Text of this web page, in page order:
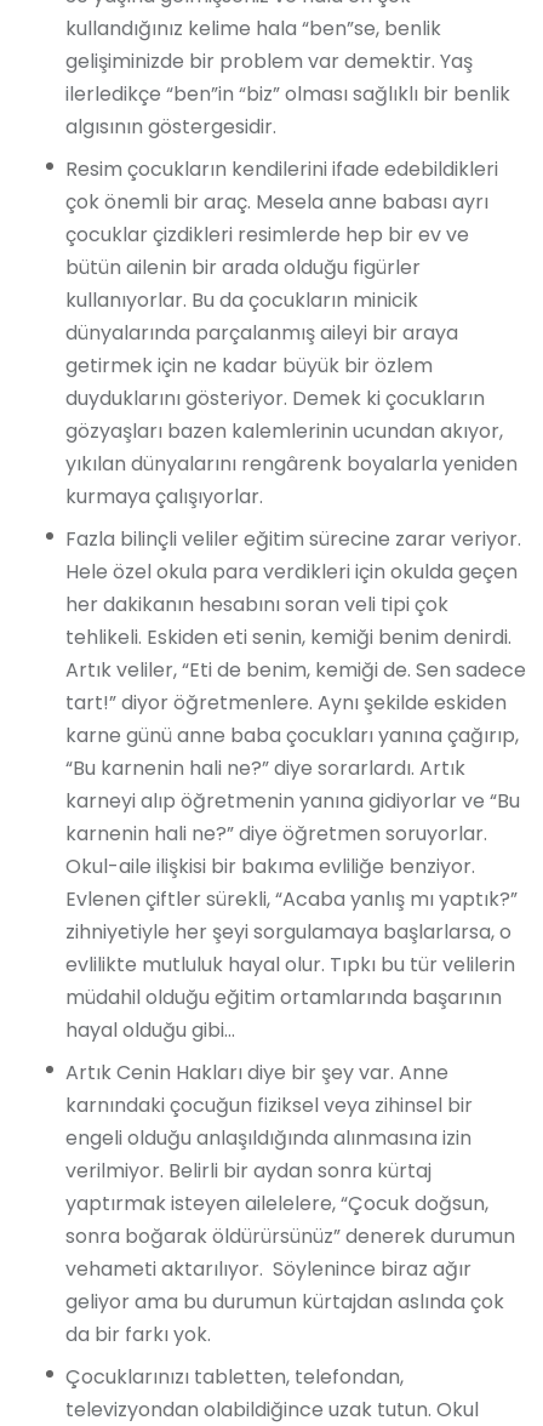
kullandığınız kelime hala “ben”se, benlik
gelişiminizde bir problem var demektir. Yaş
ilerledikçe “ben”in “biz” olması sağlıklı bir benlik
algısının göstergesidir.
Resim çocukların kendilerini ifade edebildikleri
çok önemli bir araç. Mesela anne babası ayrı
çocuklar çizdikleri resimlerde hep bir ev ve
bütün ailenin bir arada olduğu figürler
kullanıyorlar. Bu da çocukların minicik
dünyalarında parçalanmış aileyi bir araya
getirmek için ne kadar büyük bir özlem
duyduklarını gösteriyor. Demek ki çocukların
gözyaşları bazen kalemlerinin ucundan akıyor,
yıkılan dünyalarını rengârenk boyalarla yeniden
kurmaya çalışıyorlar.
Fazla bilinçli veliler eğitim sürecine zarar veriyor.
Hele özel okula para verdikleri için okulda geçen
her dakikanın hesabını soran veli tipi çok
tehlikeli. Eskiden eti senin, kemiği benim denirdi.
Artık veliler, “Eti de benim, kemiği de. Sen sadece
tart!” diyor öğretmenlere. Aynı şekilde eskiden
karne günü anne baba çocukları yanına çağırıp,
“Bu karnenin hali ne?” diye sorarlardı. Artık
karneyi alıp öğretmenin yanına gidiyorlar ve “Bu
karnenin hali ne?” diye öğretmen soruyorlar.
Okul-aile ilişkisi bir bakıma evliliğe benziyor.
Evlenen çiftler sürekli, “Acaba yanlış mı yaptık?”
zihniyetiyle her şeyi sorgulamaya başlarlarsa, o
evlilikte mutluluk hayal olur. Tıpkı bu tür velilerin
müdahil olduğu eğitim ortamlarında başarının
hayal olduğu gibi…
Artık Cenin Hakları diye bir şey var. Anne
karnındaki çocuğun fiziksel veya zihinsel bir
engeli olduğu anlaşıldığında alınmasına izin
verilmiyor. Belirli bir aydan sonra kürtaj
yaptırmak isteyen ailelelere, “Çocuk doğsun,
sonra boğarak öldürürsünüz” denerek durumun
vehameti aktarılıyor. Söylenince biraz ağır
geliyor ama bu durumun kürtajdan aslında çok
da bir farkı yok.
Çocuklarınızı tabletten, telefondan,
televizyondan olabildiğince uzak tutun. Okul